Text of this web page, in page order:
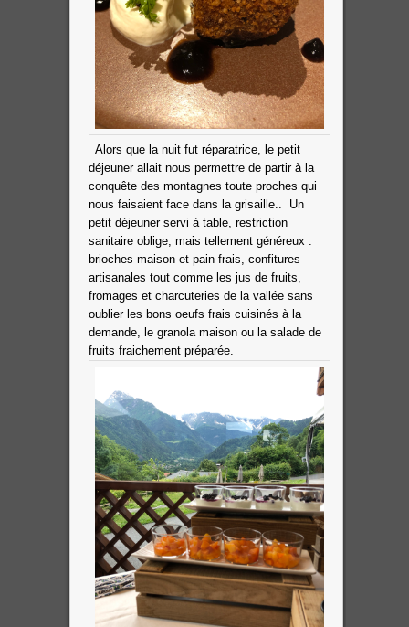
Alors que la nuit fut réparatrice, le petit
déjeuner allait nous permettre de partir à la
conquête des montagnes toute proches qui
nous faisaient face dans la grisaille..
Un
petit déjeuner servi à table, restriction
sanitaire oblige, mais tellement généreux :
brioches maison et pain frais, confitures
artisanales tout comme les jus de fruits,
fromages et charcuteries de la vallée sans
oublier les bons oeufs frais cuisinés à la
demande, le granola maison ou la salade de
fruits fraichement préparée.